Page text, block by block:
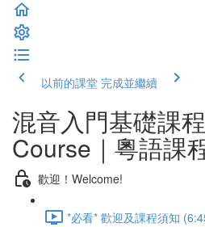
以前的課堂 完成並繼續
混音入門基礎課
Course｜粵語課
歡迎！Welcome!
*必看* 歡迎及課程須知